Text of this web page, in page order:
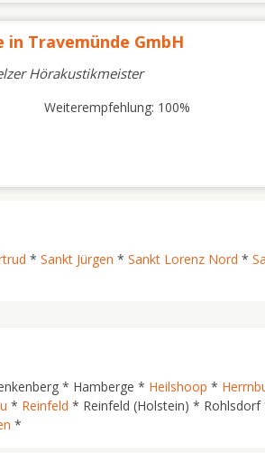
in Travemünde GmbH
Hörakustikmeister
Weiterempfehlung: 100%
* Sankt Jürgen * Sankt Lorenz Nord *
* Hamberge * Heilshoop *
* Reinfeld * Reinfeld (Holstein) * Rohlsdorf
*